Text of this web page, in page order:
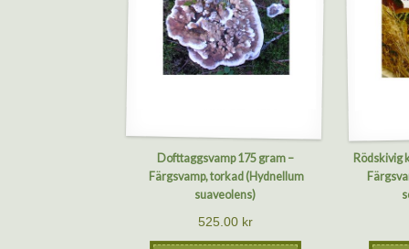
Dofttaggsvamp 175 gram –
Färgsvamp, torkad (Hydnellum
suaveolens)
525.00 kr
Rödskivig